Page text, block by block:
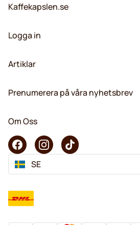
Kaffekapslen.se
Logga in
Artiklar
Prenumerera på våra nyhetsbrev
Om Oss
SE